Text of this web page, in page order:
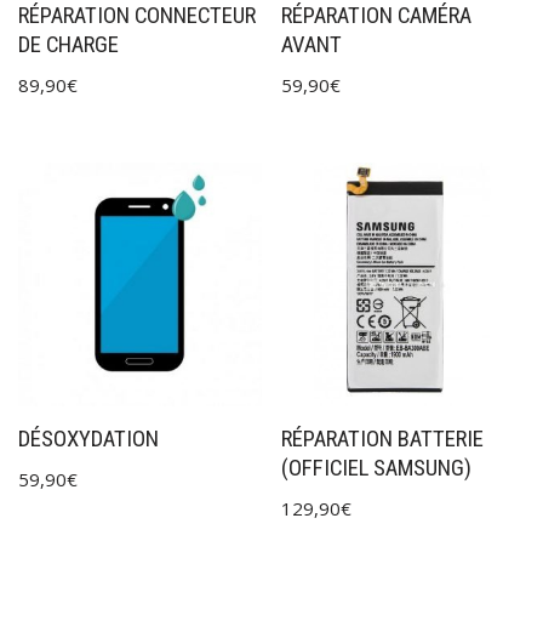
RÉPARATION CONNECTEUR
DE CHARGE
89,90€
RÉPARATION CAMÉRA
AVANT
59,90€
DÉSOXYDATION
59,90€
RÉPARATION BATTERIE
(OFFICIEL SAMSUNG)
129,90€